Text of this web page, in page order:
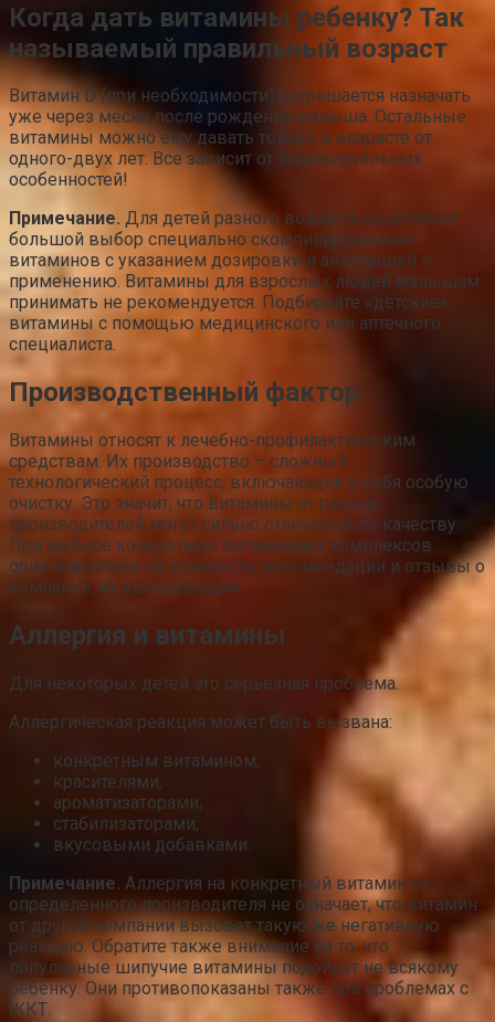
Когда дать витамины ребенку? Так
называемый правильный возраст
Витамин D (при необходимости) разрешается назначать
уже через месяц после рождения малыша. Остальные
витамины можно ему давать только в возрасте от
одного-двух лет. Все зависит от индивидуальных
особенностей!
Примечание. Для детей разного возраста существует
большой выбор специально скомпилированных
витаминов с указанием дозировки и аннотацией к
применению. Витамины для взрослых людей малышам
принимать не рекомендуется. Подбирайте «детские»
витамины с помощью медицинского или аптечного
специалиста.
Производственный фактор
Витамины относят к лечебно-профилактическим
средствам. Их производство – сложный
технологический процесс, включающий в себя особую
очистку. Это значит, что витамины от разных
производителей могут сильно отличаться по качеству.
При выборе конкретных витаминных комплексов
ориентируйтесь на стоимость, рекомендации и отзывы о
компании, их выпускающих.
Аллергия и витамины
Для некоторых детей это серьезная проблема.
Аллергическая реакция может быть вызвана:
конкретным витамином;
красителями;
ароматизаторами;
стабилизаторами;
вкусовыми добавками.
Примечание. Аллергия на конкретный витамин от
определенного производителя не означает, что витамин
от другой компании вызовет такую же негативную
реакцию. Обратите также внимание на то, что
популярные шипучие витамины подойдут не всякому
ребенку. Они противопоказаны также при проблемах с
ЖКТ.